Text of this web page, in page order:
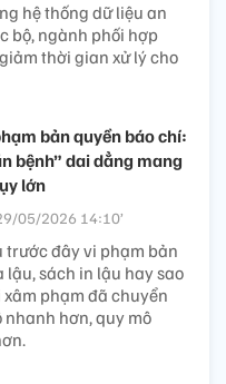
hệ thống dữ liệu an
bộ, ngành phối hợp
thời gian xử lý cho
bản quyền báo chí:
bệnh” dai dẳng mang
lớn
05/2026 14:10’
trước đây vi phạm bản
sách in lậu hay sao
phạm đã chuyển
hơn, quy mô